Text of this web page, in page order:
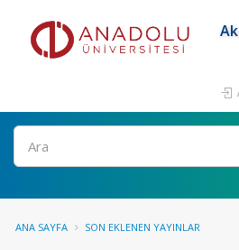
Ara
ANA SAYFA SON EKLENEN YAYINLAR